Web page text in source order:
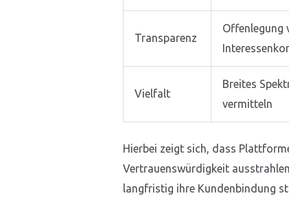
Transparenz
Offenlegung
Vielfalt
Breites
vermitteln
Hierbei zeigt sich, dass
Vertrauenswürdigkeit
langfristig ihre Kundenbindung